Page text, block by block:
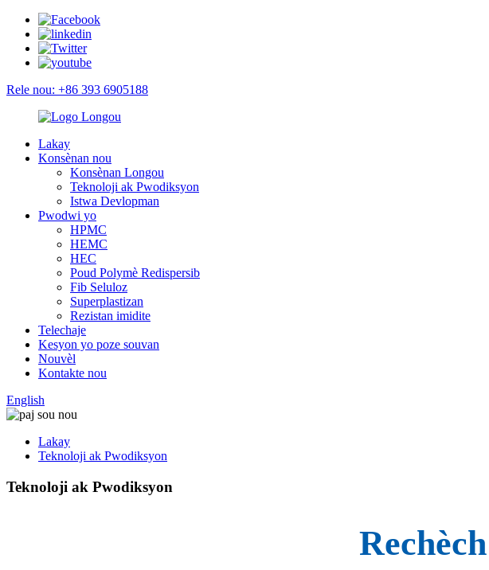
Rele nou: +86 393 6905188
Lakay
Konsènan nou
Konsènan Longou
Teknoloji ak Pwodiksyon
Istwa Devlopman
Pwodwi yo
HPMC
HEMC
HEC
Poud Polymè Redispersib
Fib Seluloz
Superplastizan
Rezistan imidite
Telechaje
Kesyon yo poze souvan
Nouvèl
Kontakte nou
English
Lakay
Teknoloji ak Pwodiksyon
Teknoloji ak Pwodiksyon